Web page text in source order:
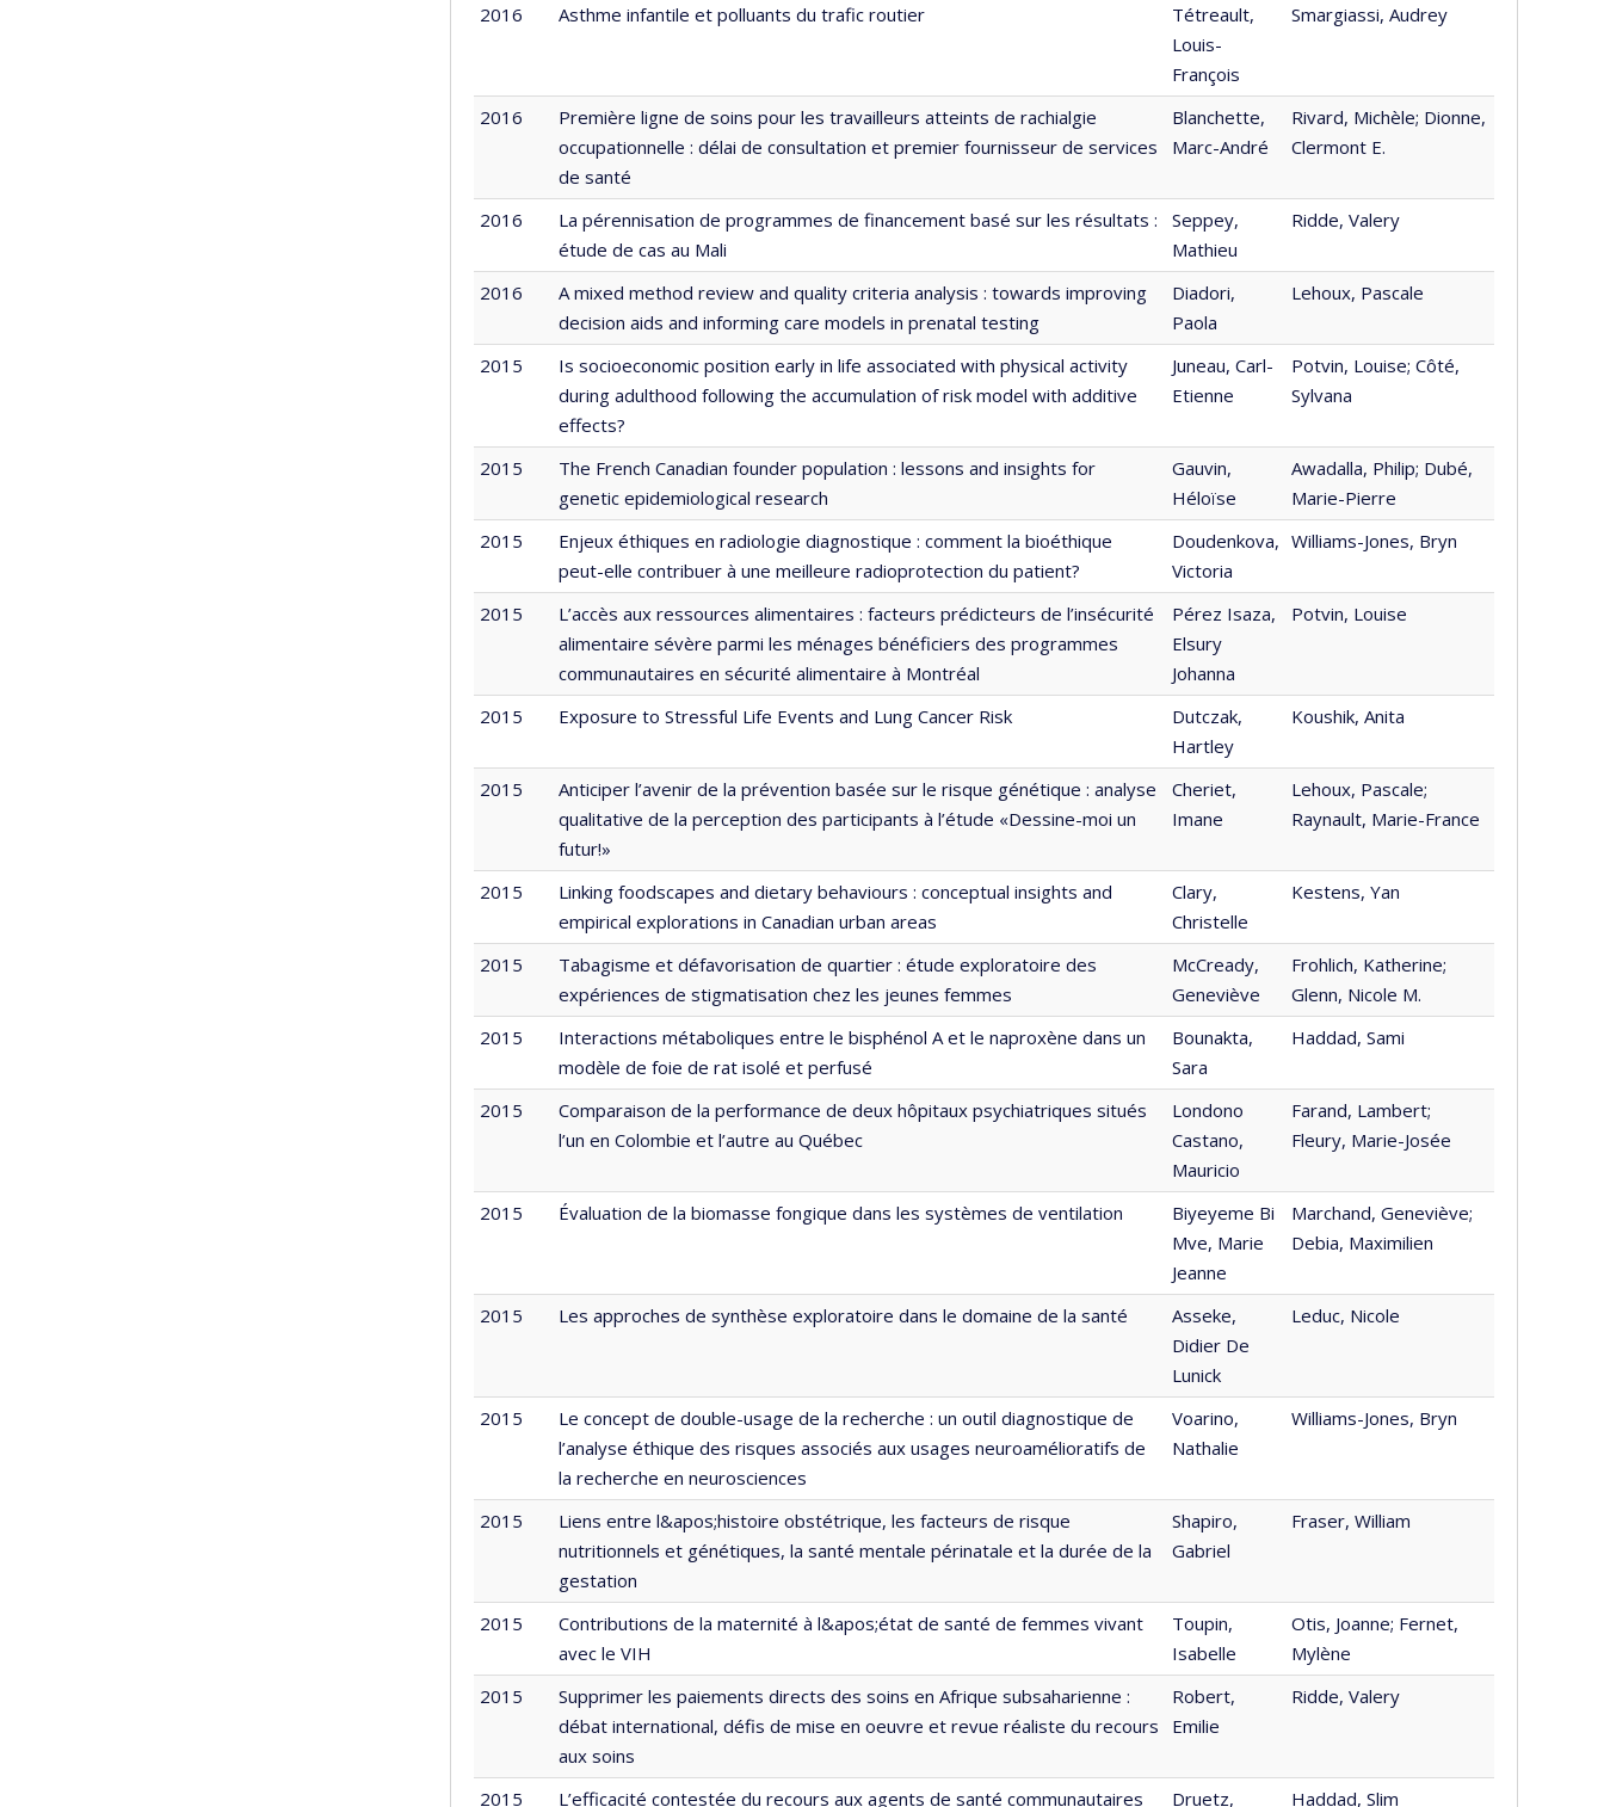
2016 Asthme infantile et polluants du trafic routier
Tétreault,
Louis-
François
Smargiassi, Audrey
2016
Première ligne de soins pour les travailleurs atteints de rachialgie
occupationnelle : délai de consultation et premier fournisseur de services
de santé
Blanchette,
Marc-André
Rivard, Michèle; Dionne,
Clermont E.
2016
La pérennisation de programmes de financement basé sur les résultats :
étude de cas au Mali
Seppey,
Mathieu
Ridde, Valery
2016
A mixed method review and quality criteria analysis : towards improving
decision aids and informing care models in prenatal testing
Diadori,
Paola
Lehoux, Pascale
2015
Is socioeconomic position early in life associated with physical activity
during adulthood following the accumulation of risk model with additive
effects?
Juneau, Carl-
Etienne
Potvin, Louise; Côté,
Sylvana
2015
The French Canadian founder population : lessons and insights for
genetic epidemiological research
Gauvin,
Héloïse
Awadalla, Philip; Dubé,
Marie-Pierre
2015
Enjeux éthiques en radiologie diagnostique : comment la bioéthique
peut-elle contribuer à une meilleure radioprotection du patient?
Doudenkova,
Victoria
Williams-Jones, Bryn
2015
L’accès aux ressources alimentaires : facteurs prédicteurs de l’insécurité
alimentaire sévère parmi les ménages bénéficiers des programmes
communautaires en sécurité alimentaire à Montréal
Pérez Isaza,
Elsury
Johanna
Potvin, Louise
2015 Exposure to Stressful Life Events and Lung Cancer Risk
Dutczak,
Hartley
Koushik, Anita
2015
Anticiper l’avenir de la prévention basée sur le risque génétique : analyse
qualitative de la perception des participants à l’étude «Dessine-moi un
futur!»
Cheriet,
Imane
Lehoux, Pascale;
Raynault, Marie-France
2015
Linking foodscapes and dietary behaviours : conceptual insights and
empirical explorations in Canadian urban areas
Clary,
Christelle
Kestens, Yan
2015
Tabagisme et défavorisation de quartier : étude exploratoire des
expériences de stigmatisation chez les jeunes femmes
McCready,
Geneviève
Frohlich, Katherine;
Glenn, Nicole M.
2015
Interactions métaboliques entre le bisphénol A et le naproxène dans un
modèle de foie de rat isolé et perfusé
Bounakta,
Sara
Haddad, Sami
2015
Comparaison de la performance de deux hôpitaux psychiatriques situés
l’un en Colombie et l’autre au Québec
Londono
Castano,
Mauricio
Farand, Lambert;
Fleury, Marie-Josée
2015 Évaluation de la biomasse fongique dans les systèmes de ventilation
Biyeyeme Bi
Mve, Marie
Jeanne
Marchand, Geneviève;
Debia, Maximilien
2015 Les approches de synthèse exploratoire dans le domaine de la santé
Asseke,
Didier De
Lunick
Leduc, Nicole
2015
Le concept de double-usage de la recherche : un outil diagnostique de
l’analyse éthique des risques associés aux usages neuroamélioratifs de
la recherche en neurosciences
Voarino,
Nathalie
Williams-Jones, Bryn
2015
Liens entre l&apos;histoire obstétrique, les facteurs de risque
nutritionnels et génétiques, la santé mentale périnatale et la durée de la
gestation
Shapiro,
Gabriel
Fraser, William
2015
Contributions de la maternité à l&apos;état de santé de femmes vivant
avec le VIH
Toupin,
Isabelle
Otis, Joanne; Fernet,
Mylène
2015
Supprimer les paiements directs des soins en Afrique subsaharienne :
débat international, défis de mise en oeuvre et revue réaliste du recours
aux soins
Robert,
Emilie
Ridde, Valery
2015 L’efficacité contestée du recours aux agents de santé communautaires Druetz, Haddad, Slim